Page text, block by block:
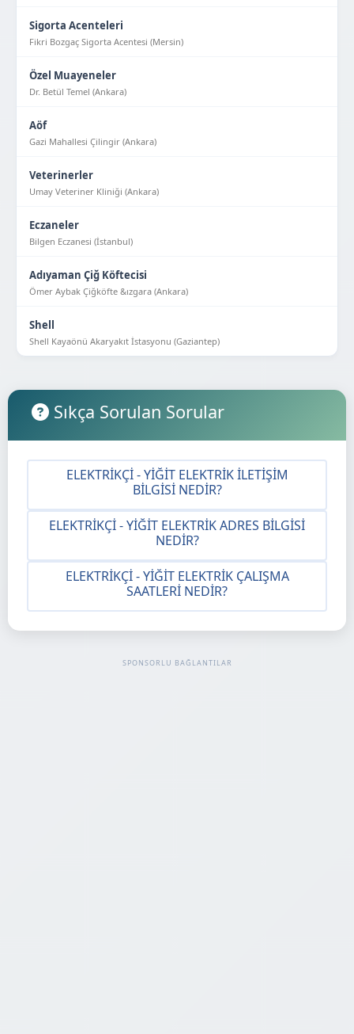
Sigorta Acenteleri
Fikri Bozgaç Sigorta Acentesi (Mersin)
Özel Muayeneler
Dr. Betül Temel (Ankara)
Aöf
Gazi Mahallesi Çilingir (Ankara)
Veterinerler
Umay Veteriner Kliniği (Ankara)
Eczaneler
Bilgen Eczanesi (İstanbul)
Adıyaman Çiğ Köftecisi
Ömer Aybak Çiğköfte &ızgara (Ankara)
Shell
Shell Kayaönü Akaryakıt İstasyonu (Gaziantep)
Sıkça Sorulan Sorular
ELEKTRIKÇI - YIĞIT ELEKTRIK İLETIŞIM
BILGISI NEDIR?
ELEKTRIKÇI - YIĞIT ELEKTRIK ADRES BILGISI
NEDIR?
ELEKTRIKÇI - YIĞIT ELEKTRIK ÇALIŞMA
SAATLERI NEDIR?
SPONSORLU BAĞLANTILAR